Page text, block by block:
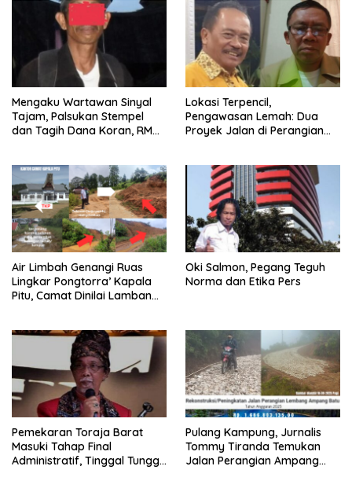
Mengaku Wartawan Sinyal
Tajam, Palsukan Stempel
dan Tagih Dana Koran, RM
Lokasi Terpencil,
Pengawasan Lemah: Dua
Proyek Jalan di Perangian
Air Limbah Genangi Ruas
Lingkar Pongtorra’ Kapala
Pitu, Camat Dinilai Lamban
Oki Salmon, Pegang Teguh
Norma dan Etika Pers
Pemekaran Toraja Barat
Masuki Tahap Final
Administratif, Tinggal Tunggu
Pulang Kampung, Jurnalis
Tommy Tiranda Temukan
Jalan Perangian Ampang